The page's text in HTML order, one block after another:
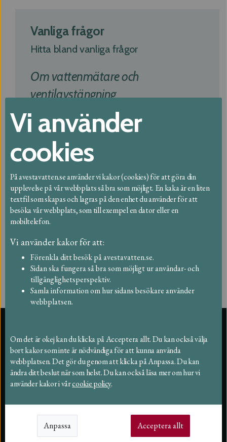
Vi använder
cookies
På avestavatten.se använder vi kakor (cookies) för att göra din
upplevelse på vår webbplats så bra som möjligt. En kaka är en liten
textfil som skapas och lagras på den enhet du använder för att
besöka vår webbplats, som till exempel en dator eller en
mobiltelefon.
Vi använder kakor för att:
Förenkla ditt besök på avestavatten.se.
Sidan ska fungera så bra som möjligt ur användar- och
tillgänglighetsperspektiv.
Samla information om hur sidans besökare använder
webbplatsen.
Om det är okej kan du klicka på Acceptera allt. Du kan också välja
bort kakor som inte är nödvändiga för att kunna använda
webbplatsen. Det gör du genom att klicka på Anpassa. Du kan
ändra ditt beslut när som helst. Du kan också läsa mer om hur vi
använder kakor i vårcookie policy.
Anpassa Acceptera allt
Vanliga frågor
Hitta bland vanliga frågor
Om vattenmätare och
ventilavstängning
Om avfall och återvinning
Om taxor och fakturor
Om dricksvatten
Om spill- och dagvatten
Support
Leverantörer
Beställningar
Taxor 2026
Felanmälan och synpunkter
Fakturor och betalning